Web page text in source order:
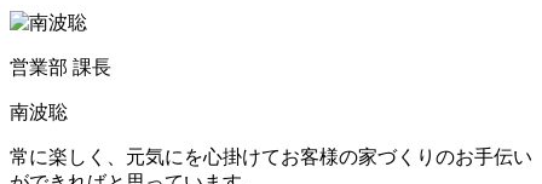
営業部 課長
南波聡
常に楽しく、元気にを心掛けてお客様の家づくりのお手伝い